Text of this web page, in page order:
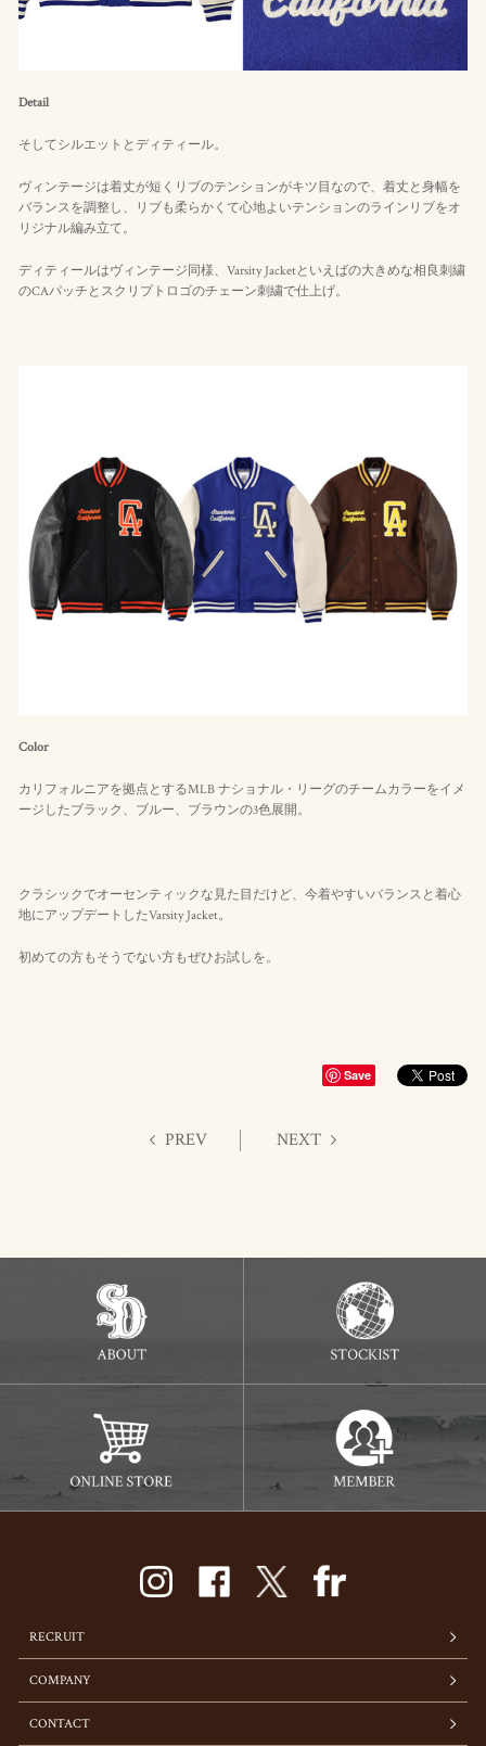
Detail
そしてシルエットとディティール。
ヴィンテージは着丈が短くリブのテンションがキツ目なので、着丈と身幅を
バランスを調整し、リブも柔らかくて心地よいテンションのラインリブをオ
リジナル編み立て。
ディティールはヴィンテージ同様、Varsity Jacketといえばの大きめな相良刺繍
のCAパッチとスクリプトロゴのチェーン刺繍で仕上げ。
Color
カリフォルニアを拠点とするMLB ナショナル・リーグのチームカラーをイメ
ージしたブラック、ブルー、ブラウンの3色展開。
クラシックでオーセンティックな見た目だけど、今着やすいバランスと着心
地にアップデートしたVarsity Jacket。
初めての方もそうでない方もぜひお試しを。
Save
PREV NEXT
RECRUIT
COMPANY
CONTACT